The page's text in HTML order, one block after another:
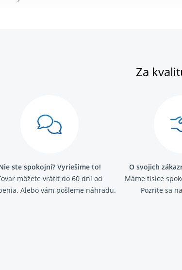
Za
ste spokojní? Vyriešime to!
môžete vrátiť do 60 dní od
Alebo vám pošleme náhradu.
O svojich
Máme tisíce
Pozrite sa